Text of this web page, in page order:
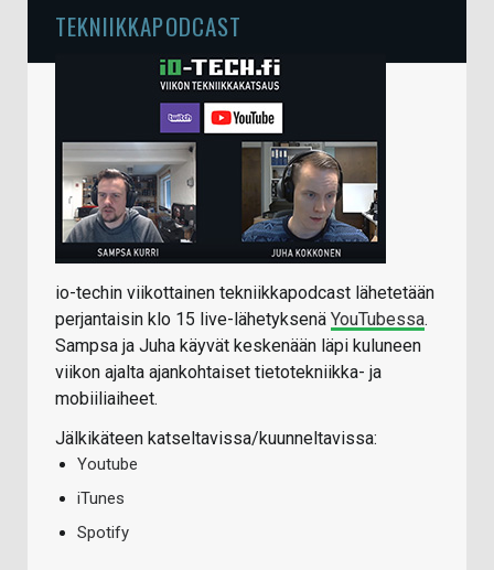
TEKNIIKKAPODCAST
io-techin viikottainen tekniikkapodcast lähetetään
perjantaisin klo 15 live-lähetyksenä YouTubessa.
Sampsa ja Juha käyvät keskenään läpi kuluneen
viikon ajalta ajankohtaiset tietotekniikka- ja
mobiiliaiheet.
Jälkikäteen katseltavissa/kuunneltavissa:
Youtube
iTunes
Spotify